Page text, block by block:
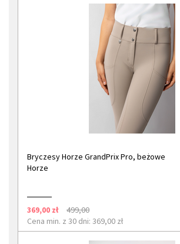
Bryczesy Horze GrandPrix Pro, beżowe
Horze
369,00 zł
499,00
Cena min. z 30 dni: 369,00 zł